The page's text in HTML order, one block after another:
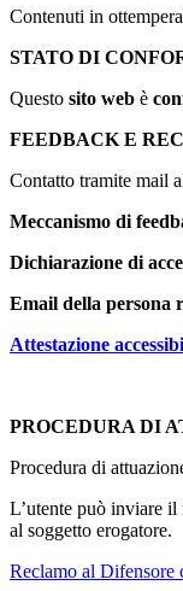
Contenuti in
STATO DI
Questo sito web è
FEEDBACK E
Contatto tramite mail
Meccanismo di
Dichiarazione di
Email della persona
Attestazione
PROCEDURA DI
Procedura di
L’utente può inviare
al soggetto erogatore.
Reclamo al